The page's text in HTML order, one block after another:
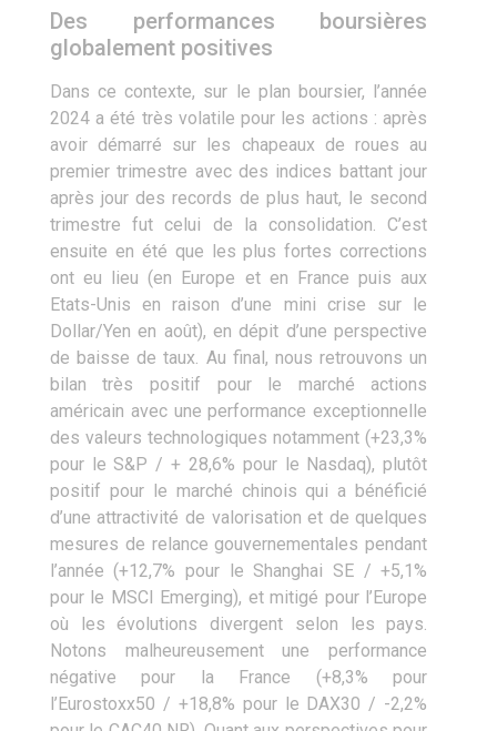
Des performances boursières
globalement positives
Dans ce contexte, sur le plan boursier, l’année
2024 a été très volatile pour les actions : après
avoir démarré sur les chapeaux de roues au
premier trimestre avec des indices battant jour
après jour des records de plus haut, le second
trimestre fut celui de la consolidation. C’est
ensuite en été que les plus fortes corrections
ont eu lieu (en Europe et en France puis aux
Etats-Unis en raison d’une mini crise sur le
Dollar/Yen en août), en dépit d’une perspective
de baisse de taux. Au final, nous retrouvons un
bilan très positif pour le marché actions
américain avec une performance exceptionnelle
des valeurs technologiques notamment (+23,3%
pour le S&P / + 28,6% pour le Nasdaq), plutôt
positif pour le marché chinois qui a bénéficié
d’une attractivité de valorisation et de quelques
mesures de relance gouvernementales pendant
l’année (+12,7% pour le Shanghai SE / +5,1%
pour le MSCI Emerging), et mitigé pour l’Europe
où les évolutions divergent selon les pays.
Notons malheureusement une performance
négative pour la France (+8,3% pour
l’Eurostoxx50 / +18,8% pour le DAX30 / -2,2%